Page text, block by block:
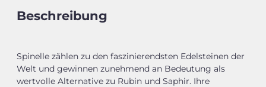
Beschreibung
Spinelle zählen zu den faszinierendsten Edelsteinen der
Welt und gewinnen zunehmend an Bedeutung als
wertvolle Alternative zu Rubin und Saphir. Ihre